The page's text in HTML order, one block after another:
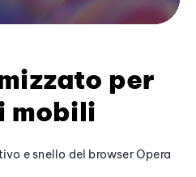
per
mobili
e snello del browser Opera